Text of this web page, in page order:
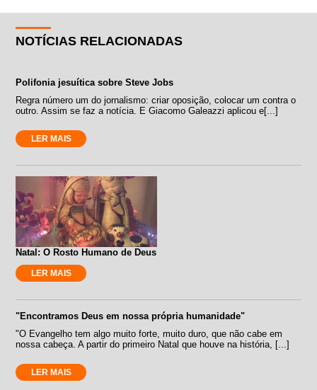
NOTÍCIAS RELACIONADAS
Polifonia jesuítica sobre Steve Jobs
Regra número um do jornalismo: criar oposição, colocar um contra o
outro. Assim se faz a notícia. E Giacomo Galeazzi aplicou e[...]
LER MAIS
Natal: O Rosto Humano de Deus
LER MAIS
"Encontramos Deus em nossa própria humanidade"
"O Evangelho tem algo muito forte, muito duro, que não cabe em
nossa cabeça. A partir do primeiro Natal que houve na história, [...]
LER MAIS